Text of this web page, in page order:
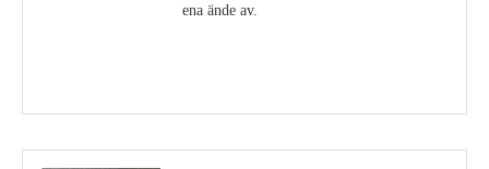
ena ände av.